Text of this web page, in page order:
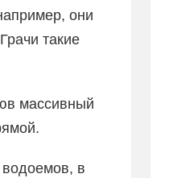
они
такие
массивный
водоемов, в